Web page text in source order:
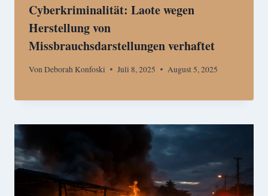
Cyberkriminalität: Laote wegen
Herstellung von
Missbrauchsdarstellungen verhaftet
Von Deborah Konfoski Juli 8, 2025 August 5, 2025